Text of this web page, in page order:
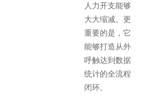
人力开支能够
大大缩减。更
重要的是，它
能够打造从外
呼触达到数据
统计的全流程
闭环。